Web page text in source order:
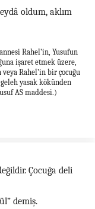
oldum, aklım
Rahel’in, Yusufun
işaret etmek üzere,
Rahel’in bir çocuğu
yasak kökünden
AS maddesi.)
Çocuğa deli
demiş.